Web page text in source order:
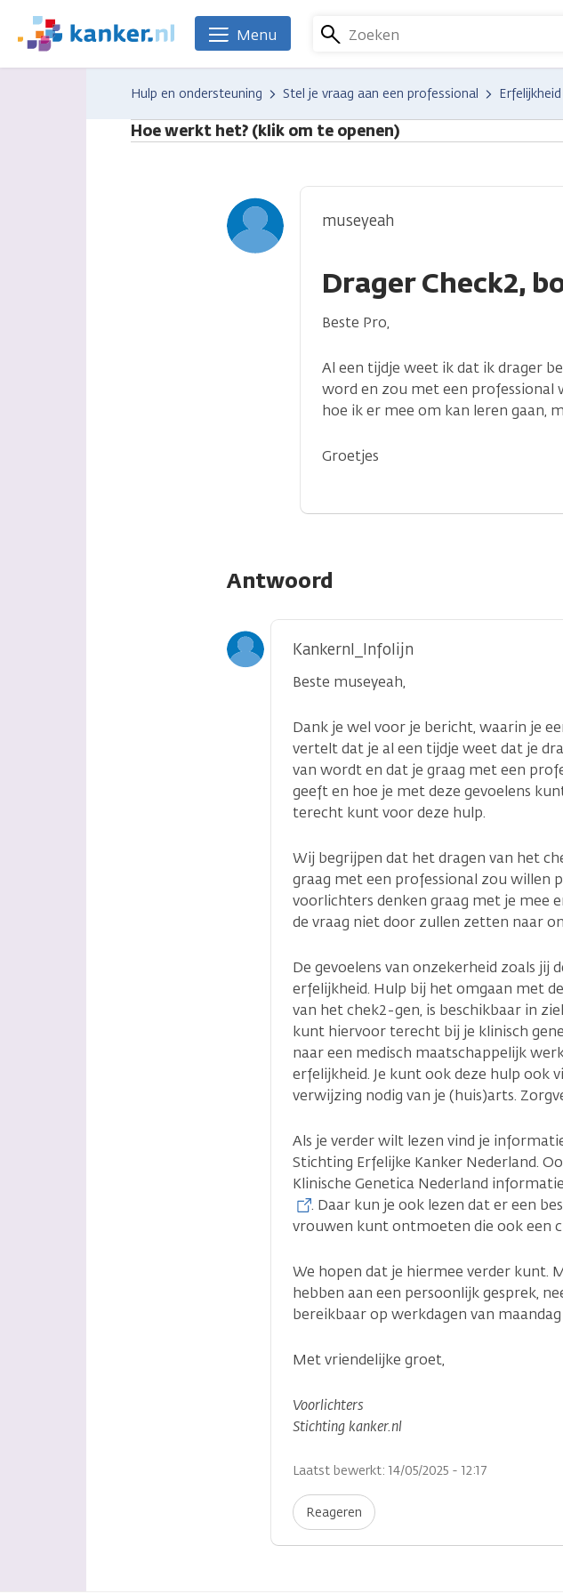
naar
We
zijn
Zoeken
Menu
Hulp en ondersteuning Stel je vraag aan een professional Erfelijkheid
Hoe werkt het? (klik om te openen)
Drager Check2,
museyeah
Beste Pro,
Al een tijdje weet ik dat ik drager
word en zou met een professional
hoe ik er mee om kan leren gaan,
Groetjes
Antwoord
Kankernl_Infolijn
Beste museyeah,
Dank je wel voor je bericht, waarin je
vertelt dat je al een tijdje weet dat je
van wordt en dat je graag met een
geeft en hoe je met deze gevoelens
terecht kunt voor deze hulp.
Wij begrijpen dat het dragen van het
graag met een professional zou willen
voorlichters denken graag met je mee
de vraag niet door zullen zetten naar
De gevoelens van onzekerheid zoals jij
erfelijkheid. Hulp bij het omgaan met
van het chek2-gen, is beschikbaar in
kunt hiervoor terecht bij je klinisch
naar een medisch maatschappelijk
erfelijkheid. Je kunt ook deze hulp ook
verwijzing nodig van je (huis)arts.
Als je verder wilt lezen vind je
Stichting Erfelijke Kanker Nederland.
Klinische Genetica Nederland
. Daar kun je ook lezen dat er een
vrouwen kunt ontmoeten die ook een
We hopen dat je hiermee verder kunt.
hebben aan een persoonlijk gesprek,
bereikbaar op werkdagen van
Met vriendelijke groet,
Voorlichters
Stichting kanker.nl
Laatst bewerkt: 14/05/2025 - 12:17
Reageren